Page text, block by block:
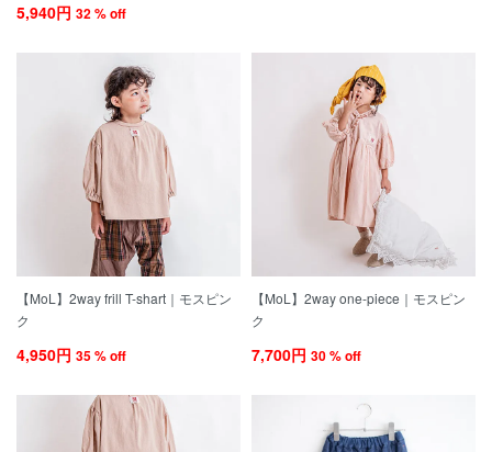
5,940円 32 % off
【MoL】2way frill T-shart｜モスピン
ク
4,950円 35 % off
【MoL】2way one-piece｜モスピン
ク
7,700円 30 % off